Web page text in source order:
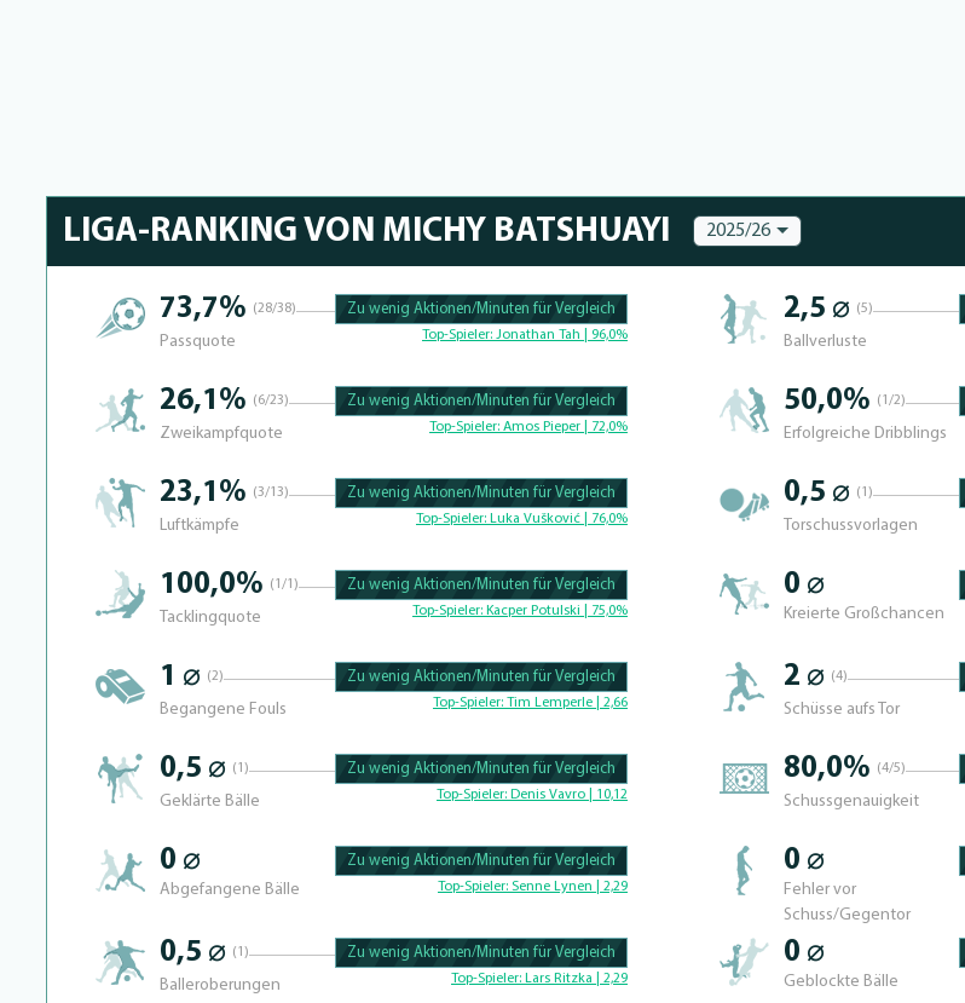
LIGA-RANKING VON MICHY BATSHUAYI 2025/26
73,7% (28/38)
Passquote
100.39682539683% Complete
Zu wenig Aktionen/Minuten für Vergleich
Top-Spieler: Jonathan Tah | 96,0%
26,1% (6/23)
Zweikampfquote
100.390625% Complete
Zu wenig Aktionen/Minuten für Vergleich
Top-Spieler: Amos Pieper | 72,0%
23,1% (3/13)
Luftkämpfe
100.41493775934% Complete
Zu wenig Aktionen/Minuten für Vergleich
Top-Spieler: Luka Vušković | 76,0%
100,0% (1/1)
Tacklingquote
100.39682539683% Complete
Zu wenig Aktionen/Minuten für Vergleich
Top-Spieler: Kacper Potulski | 75,0%
1 ⌀ (2)
Begangene Fouls
100.4% Complete
Zu wenig Aktionen/Minuten für Vergleich
Top-Spieler: Tim Lemperle | 2,66
0,5 ⌀ (1)
Geklärte Bälle
100.46728971963% Complete
Zu wenig Aktionen/Minuten für Vergleich
Top-Spieler: Denis Vavro | 10,12
0 ⌀
Abgefangene Bälle
100.43859649123% Complete
Zu wenig Aktionen/Minuten für Vergleich
Top-Spieler: Senne Lynen | 2,29
0,5 ⌀ (1)
Balleroberungen
100.40650406504% Complete
Zu wenig Aktionen/Minuten für Vergleich
Top-Spieler: Lars Ritzka | 2,29
2,5 ⌀ (5)
Ballverluste
50,0% (1/2)
Erfolgreiche Dribblings
0,5 ⌀ (1)
Torschussvorlagen
0 ⌀
Kreierte Großchancen
2 ⌀ (4)
Schüsse aufs Tor
80,0% (4/5)
Schussgenauigkeit
0 ⌀
Fehler vor
Schuss/Gegentor
0 ⌀
Geblockte Bälle